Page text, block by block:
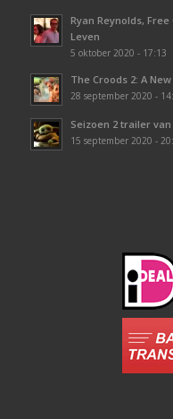
Ryan Reynolds,
Leven
5 oktober 2020 - 17:13
The Croods 2: A
28 september 2020 -
Seizoen 2 trailer
15 september 2020 -